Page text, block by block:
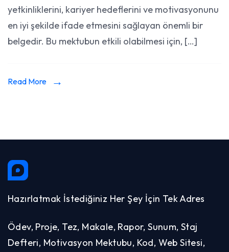
yetkinliklerini, kariyer hedeflerini ve motivasyonunu
en iyi şekilde ifade etmesini sağlayan önemli bir
belgedir. Bu mektubun etkili olabilmesi için, […]
Read More
Hazırlatmak İstediğiniz Her Şey İçin Tek Adres
Ödev, Proje, Tez, Makale, Rapor, Sunum, Staj
Defteri, Motivasyon Mektubu, Kod, Web Sitesi,